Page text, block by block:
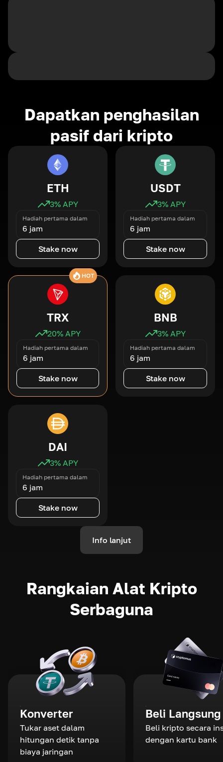
Dapatkan penghasilan
pasif dari kripto
ETH
3% APY
Hadiah pertama dalam
6 jam
Stake now
USDT
3% APY
Hadiah pertama dalam
6 jam
Stake now
HOT
TRX
20% APY
Hadiah pertama dalam
6 jam
Stake now
BNB
3% APY
Hadiah pertama dalam
6 jam
Stake now
DAI
3% APY
Hadiah pertama dalam
6 jam
Stake now
Info lanjut
Rangkaian Alat Kripto
Serbaguna
Konverter
Tukar aset dalam
hitungan detik tanpa
biaya jaringan
Beli Langsung
Beli kripto secara
dengan kartu bank